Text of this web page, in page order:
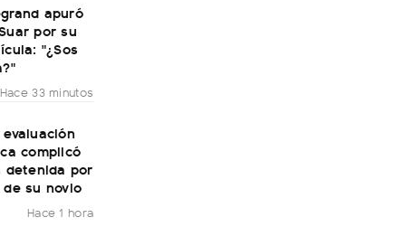
apuró
por su
"¿Sos
Hace 33 minutos
complicó
detenida por
su novio
Hace 1 hora